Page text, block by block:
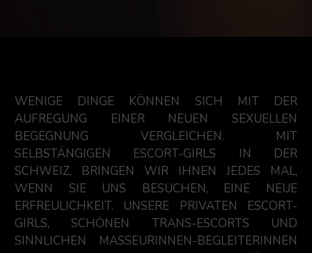
WENIGE DINGE KÖNNEN SICH MIT DER
AUFREGUNG EINER NEUEN SEXUELLEN
BEGEGNUNG VERGLEICHEN. MIT
SELBSTÄNGIGEN ESCORT-GIRLS IN DER
SCHWEIZ, BRINGEN WIR IHNEN JEDES MAL,
WENN SIE UNS BESUCHEN, EINE NEUE
ERFREULICHKEIT. UNSERE PRIVATEN ESCORT-
GIRLS, SCHÖNEN TRANS-ESCORTS UND
SINNLICHEN MASSEURINNEN-BEGLEITERINNEN